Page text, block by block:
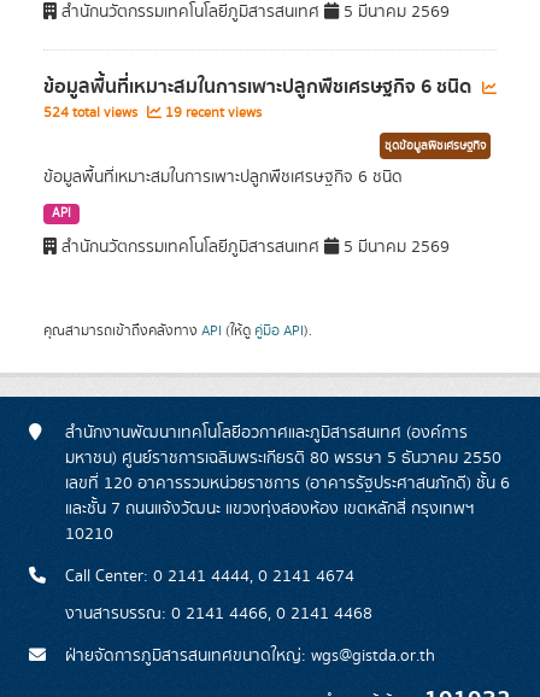
สำนักนวัตกรรมเทคโนโลยีภูมิสารสนเทศ 5 มีนาคม 2569
ข้อมูลพื้นที่เหมาะสมในการเพาะปลูกพืชเศรษฐกิจ 6 ชนิด
524 total views 19 recent views
ชุดข้อมูลพืชเศรษฐกิจ
ข้อมูลพื้นที่เหมาะสมในการเพาะปลูกพืชเศรษฐกิจ 6 ชนิด
API
สำนักนวัตกรรมเทคโนโลยีภูมิสารสนเทศ 5 มีนาคม 2569
คุณสามารถเข้าถึงคลังทาง API (ให้ดู คู่มือ API).
สำนักงานพัฒนาเทคโนโลยีอวกาศและภูมิสารสนเทศ (องค์การ
มหาชน) ศูนย์ราชการเฉลิมพระเกียรติ 80 พรรษา 5 ธันวาคม 2550
เลขที่ 120 อาคารรวมหน่วยราชการ (อาคารรัฐประศาสนภักดี) ชั้น 6
และชั้น 7 ถนนแจ้งวัฒนะ แขวงทุ่งสองห้อง เขตหลักสี่ กรุงเทพฯ
10210
Call Center: 0 2141 4444, 0 2141 4674
งานสารบรรณ: 0 2141 4466, 0 2141 4468
ฝ่ายจัดการภูมิสารสนเทศขนาดใหญ่: wgs@gistda.or.th